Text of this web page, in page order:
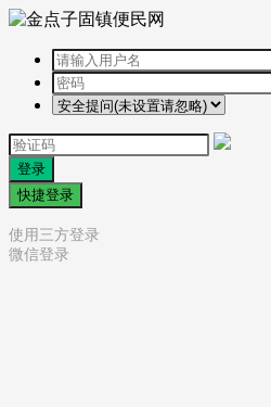
登录
快捷登录
使用三方登录
微信登录